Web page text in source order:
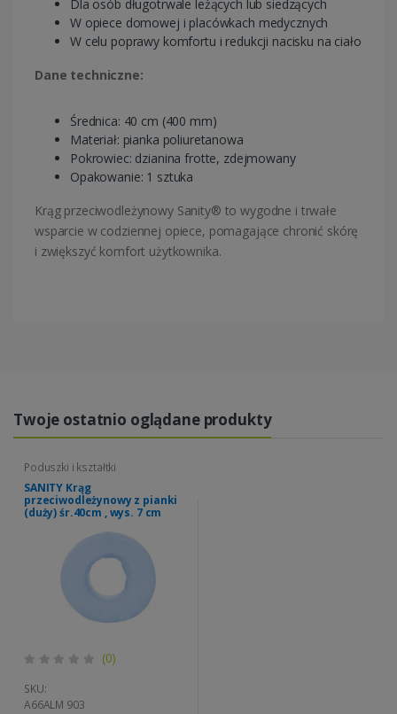
Dla osób długotrwale leżących lub siedzących
W opiece domowej i placówkach medycznych
W celu poprawy komfortu i redukcji nacisku na ciało
Dane techniczne:
Średnica: 40 cm (400 mm)
Materiał: pianka poliuretanowa
Pokrowiec: dzianina frotte, zdejmowany
Opakowanie: 1 sztuka
Krąg przeciwodleżynowy Sanity® to wygodne i trwałe
wsparcie w codziennej opiece, pomagające chronić skórę
i zwiększyć komfort użytkownika.
Twoje ostatnio oglądane produkty
Poduszki i kształtki
SANITY Krąg
przeciwodleżynowy z pianki
(duży) śr.40cm , wys. 7 cm
(0)
SKU:
A66ALM 903